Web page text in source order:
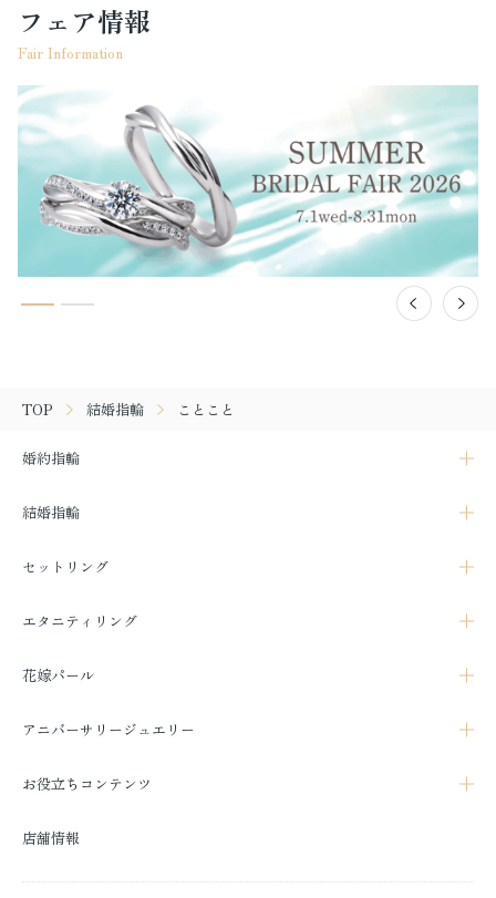
フェア情報
Fair Information
TOP 結婚指輪 ことこと
婚約指輪
結婚指輪
セットリング
エタニティリング
花嫁パール
アニバーサリージュエリー
お役立ちコンテンツ
店舗情報